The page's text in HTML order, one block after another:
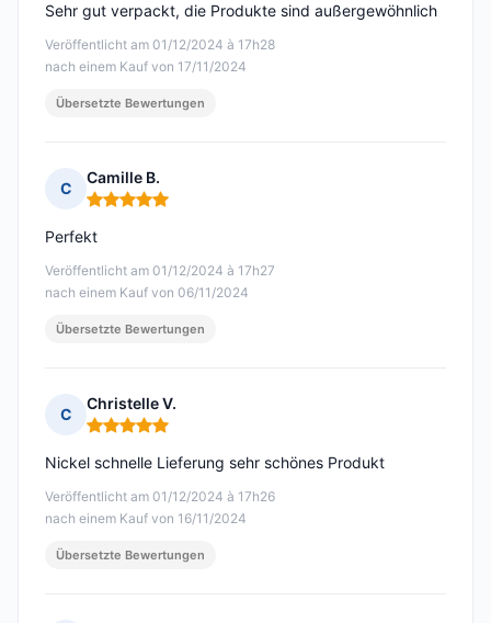
Veröffentlicht am 01/12/2024 à 17h28
nach einem Kauf von 17/11/2024
Sehr gut verpackt, die Produkte sind außergewöhnlich
Übersetzte Bewertungen
C
Camille B.
Hinweis: 5 von 5
Veröffentlicht am 01/12/2024 à 17h27
nach einem Kauf von 06/11/2024
Perfekt
Übersetzte Bewertungen
C
Christelle V.
Hinweis: 5 von 5
Veröffentlicht am 01/12/2024 à 17h26
nach einem Kauf von 16/11/2024
Nickel schnelle Lieferung sehr schönes Produkt
Übersetzte Bewertungen